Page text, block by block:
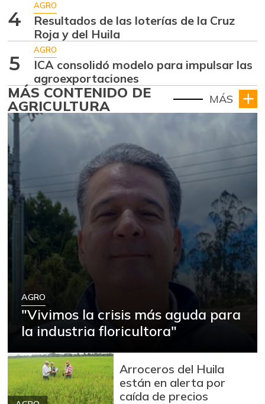
4
AGRO
Resultados de las loterías de la Cruz
Roja y del Huila
5
AGRO
ICA consolidó modelo para impulsar las
agroexportaciones
MÁS CONTENIDO DE
AGRICULTURA MÁS
AGRO
"Vivimos la crisis más aguda para
la industria floricultora"
Arroceros del Huila
están en alerta por
caída de precios